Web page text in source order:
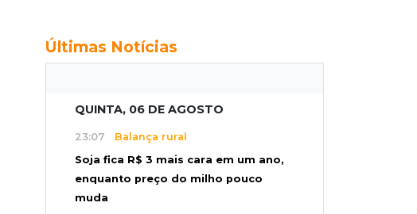
Últimas Notícias
QUINTA, 06 DE AGOSTO
23:07 Balança rural
Soja fica R$ 3 mais cara em um ano,
enquanto preço do milho pouco
muda